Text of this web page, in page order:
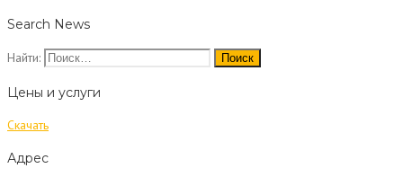
Search News
Найти:
Цены и услуги
Скачать
Адрес